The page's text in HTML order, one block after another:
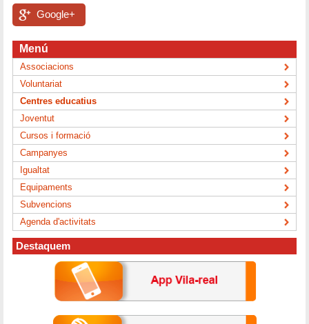
Google+
Menú
Associacions
Voluntariat
Centres educatius
Joventut
Cursos i formació
Campanyes
Igualtat
Equipaments
Subvencions
Agenda d'activitats
Destaquem